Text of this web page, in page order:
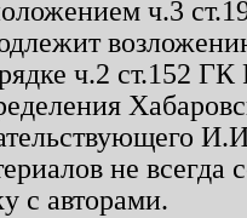
ч.3
ч.2 ст.152
не
с авторами.